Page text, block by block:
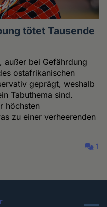
tötet Tausende
außer bei Gefährdung
ostafrikanischen
geprägt, weshalb
Tabuthema sind.
höchsten
zu einer verheerenden
1